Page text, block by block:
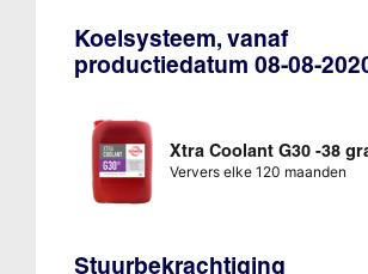
Koelsysteem, vanaf
productiedatum 08-08-
Xtra Coolant G30 -38
Ververs elke 120 maanden
Stuurbekrachtiging